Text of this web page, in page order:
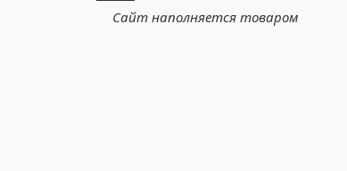
Сайт наполняется товаром